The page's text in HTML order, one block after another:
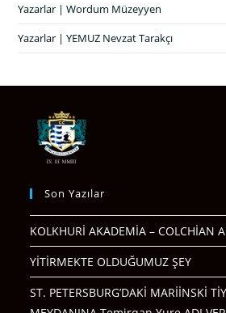
Yazarlar | Wordum Müzeyyen
Yazarlar | YEMUZ Nevzat Tarakçı
Son Yazılar
KOLKHURİ AKADEMİA – COLCHİAN
YİTİRMEKTE OLDUĞUMUZ ŞEY
ST. PETERSBURG’DAKİ MARİİNSKİ